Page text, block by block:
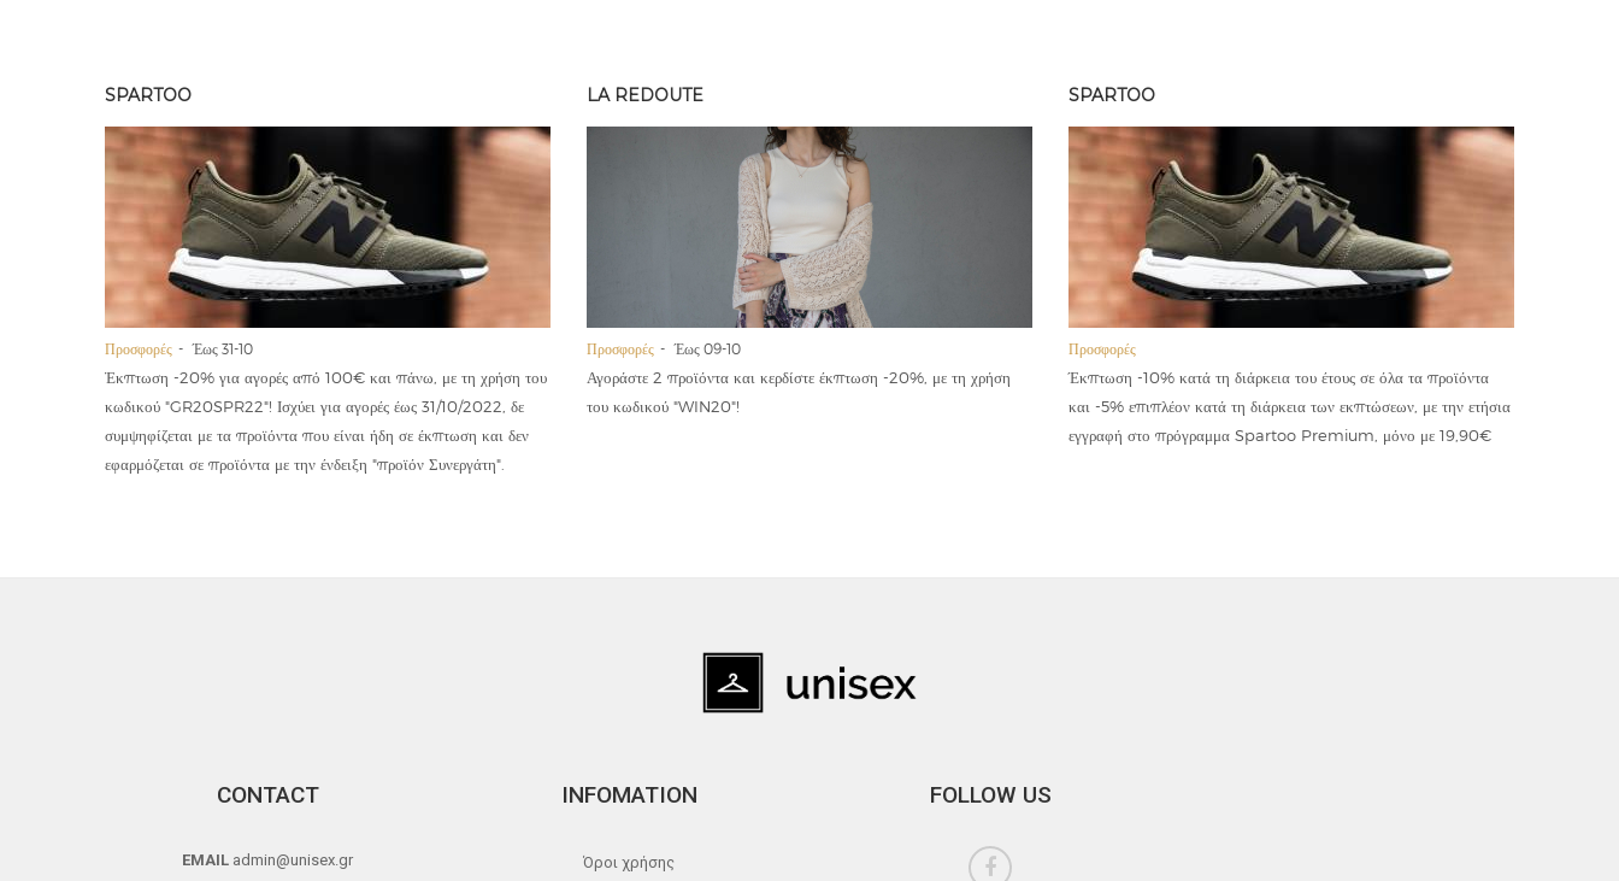
SPARTOO
Προσφορές Έως 31-10
Έκπτωση -20% για αγορές από 100€ και πάνω, με τη χρήση του
κωδικού "GR20SPR22"! Ισχύει για αγορές έως 31/10/2022, δε
συμψηφίζεται με τα προϊόντα που είναι ήδη σε έκπτωση και δεν
εφαρμόζεται σε προϊόντα με την ένδειξη "προϊόν Συνεργάτη".
LA REDOUTE
Προσφορές Έως 09-10
Αγοράστε 2 προϊόντα και κερδίστε έκπτωση -20%, με τη χρήση
του κωδικού "WIN20"!
SPARTOO
Προσφορές
Έκπτωση -10% κατά τη διάρκεια του έτους σε όλα τα προϊόντα
και -5% επιπλέον κατά τη διάρκεια των εκπτώσεων, με την ετήσια
εγγραφή στο πρόγραμμα Spartoo Premium, μόνο με 19,90€
CONTACT
EMAIL admin@unisex.gr
INFOMATION
Όροι χρήσης
FOLLOW US